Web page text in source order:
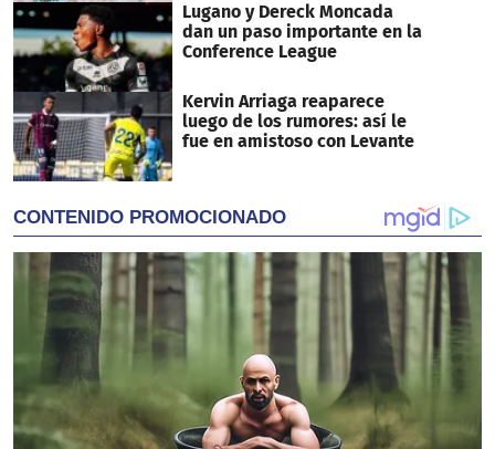
Lugano y Dereck Moncada
dan un paso importante en la
Conference League
Kervin Arriaga reaparece
luego de los rumores: así le
fue en amistoso con Levante